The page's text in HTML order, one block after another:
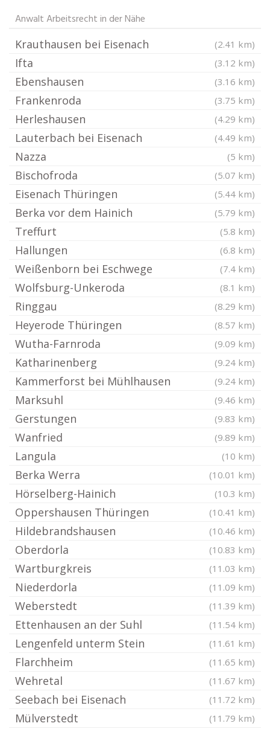
Anwalt Arbeitsrecht in der Nähe
Krauthausen bei Eisenach (2.41 km)
Ifta (3.12 km)
Ebenshausen (3.16 km)
Frankenroda (3.75 km)
Herleshausen (4.29 km)
Lauterbach bei Eisenach (4.49 km)
Nazza (5 km)
Bischofroda (5.07 km)
Eisenach Thüringen (5.44 km)
Berka vor dem Hainich (5.79 km)
Treffurt (5.8 km)
Hallungen (6.8 km)
Weißenborn bei Eschwege (7.4 km)
Wolfsburg-Unkeroda (8.1 km)
Ringgau (8.29 km)
Heyerode Thüringen (8.57 km)
Wutha-Farnroda (9.09 km)
Katharinenberg (9.24 km)
Kammerforst bei Mühlhausen (9.24 km)
Marksuhl (9.46 km)
Gerstungen (9.83 km)
Wanfried (9.89 km)
Langula (10 km)
Berka Werra (10.01 km)
Hörselberg-Hainich (10.3 km)
Oppershausen Thüringen (10.41 km)
Hildebrandshausen (10.46 km)
Oberdorla (10.83 km)
Wartburgkreis (11.03 km)
Niederdorla (11.09 km)
Weberstedt (11.39 km)
Ettenhausen an der Suhl (11.54 km)
Lengenfeld unterm Stein (11.61 km)
Flarchheim (11.65 km)
Wehretal (11.67 km)
Seebach bei Eisenach (11.72 km)
Mülverstedt (11.79 km)